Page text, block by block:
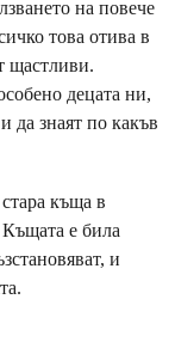
на повече
това отива в
щастливи.
децата ни,
да знаят по какъв
къща в
е била
и